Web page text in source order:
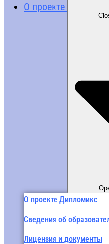
О проекте
О проекте Дипломикс
Сведения об
Лицензия и документы